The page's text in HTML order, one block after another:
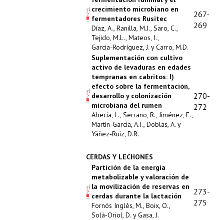
crecimiento microbiano en
fermentadores Rusitec
Díaz, A., Ranilla, M.J., Saro, C.,
Tejido, M.L., Mateos, I.,
García‑Rodríguez, J. y Carro, M.D.
267-
269
Suplementación con cultivo
activo de levaduras en edades
tempranas en cabritos: I)
efecto sobre la fermentación,
desarrollo y colonización
microbiana del rumen
Abecia, L., Serrano, R., Jiménez, E.,
Martín‑García, A.I., Doblas, A. y
Yáñez‑Ruiz, D.R.
270-
272
CERDAS Y LECHONES
Partición de la energía
metabolizable y valoración de
la movilización de reservas en
cerdas durante la lactación
Fornós Inglès, M., Boix, O.,
Solà‑Oriol, D. y Gasa, J.
273-
275